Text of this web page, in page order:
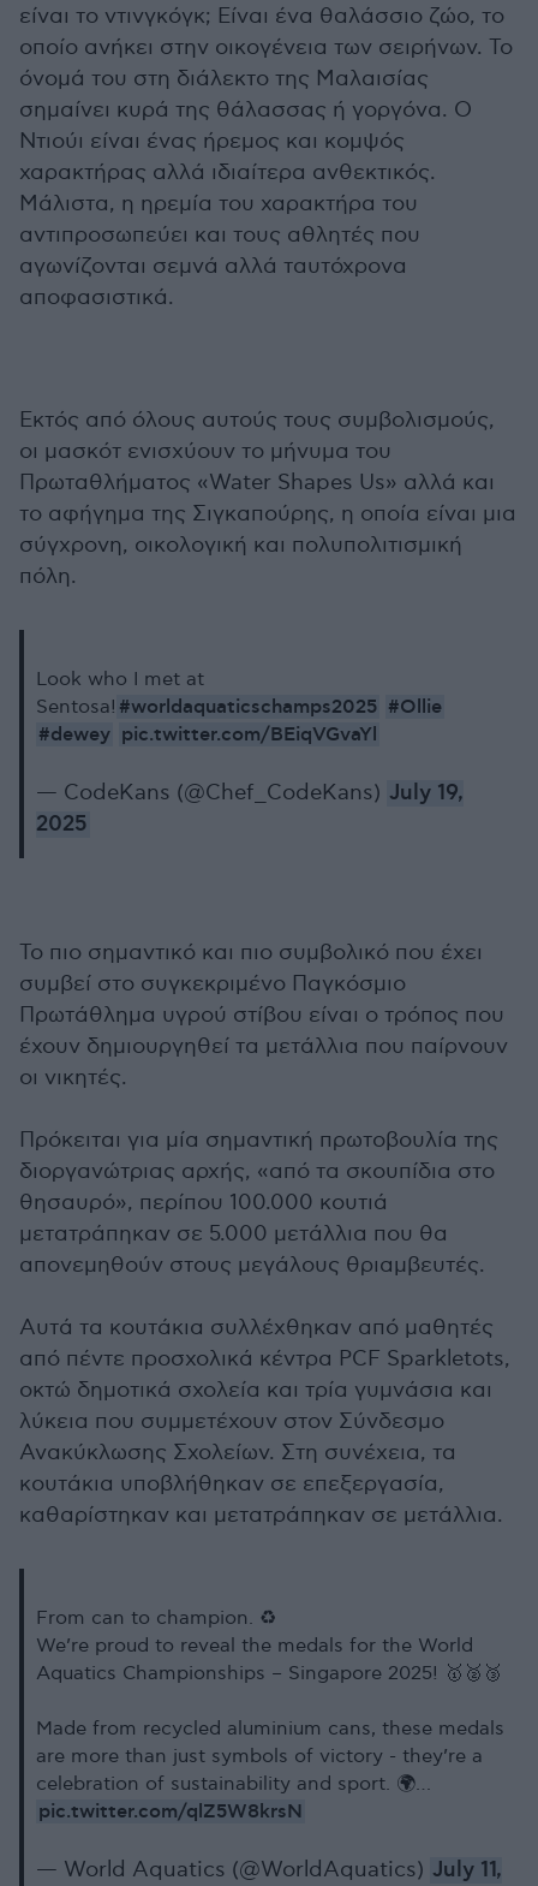
είναι το ντινγκόγκ; Είναι ένα θαλάσσιο ζώο, το
οποίο ανήκει στην οικογένεια των σειρήνων. Το
όνομά του στη διάλεκτο της Μαλαισίας
σημαίνει κυρά της θάλασσας ή γοργόνα. Ο
Ντιούι είναι ένας ήρεμος και κομψός
χαρακτήρας αλλά ιδιαίτερα ανθεκτικός.
Μάλιστα, η ηρεμία του χαρακτήρα του
αντιπροσωπεύει και τους αθλητές που
αγωνίζονται σεμνά αλλά ταυτόχρονα
αποφασιστικά.
Εκτός από όλους αυτούς τους συμβολισμούς,
οι μασκότ ενισχύουν το μήνυμα του
Πρωταθλήματος «Water Shapes Us» αλλά και
το αφήγημα της Σιγκαπούρης, η οποία είναι μια
σύγχρονη, οικολογική και πολυπολιτισμική
πόλη.
Look who I met at
Sentosa! #worldaquaticschamps2025 #Ollie
#dewey pic.twitter.com/BEiqVGvaYl
— CodeKans (@Chef_CodeKans) July 19,
2025
Το πιο σημαντικό και πιο συμβολικό που έχει
συμβεί στο συγκεκριμένο Παγκόσμιο
Πρωτάθλημα υγρού στίβου είναι ο τρόπος που
έχουν δημιουργηθεί τα μετάλλια που παίρνουν
οι νικητές.
Πρόκειται για μία σημαντική πρωτοβουλία της
διοργανώτριας αρχής, «από τα σκουπίδια στο
θησαυρό», περίπου 100.000 κουτιά
μετατράπηκαν σε 5.000 μετάλλια που θα
απονεμηθούν στους μεγάλους θριαμβευτές.
Αυτά τα κουτάκια συλλέχθηκαν από μαθητές
από πέντε προσχολικά κέντρα PCF Sparkletots,
οκτώ δημοτικά σχολεία και τρία γυμνάσια και
λύκεια που συμμετέχουν στον Σύνδεσμο
Ανακύκλωσης Σχολείων. Στη συνέχεια, τα
κουτάκια υποβλήθηκαν σε επεξεργασία,
καθαρίστηκαν και μετατράπηκαν σε μετάλλια.
From can to champion. ♻️
We’re proud to reveal the medals for the World
Aquatics Championships – Singapore 2025! 🥇🥈🥉
Made from recycled aluminium cans, these medals
are more than just symbols of victory - they’re a
celebration of sustainability and sport. 🌍…
pic.twitter.com/qlZ5W8krsN
— World Aquatics (@WorldAquatics) July 11,